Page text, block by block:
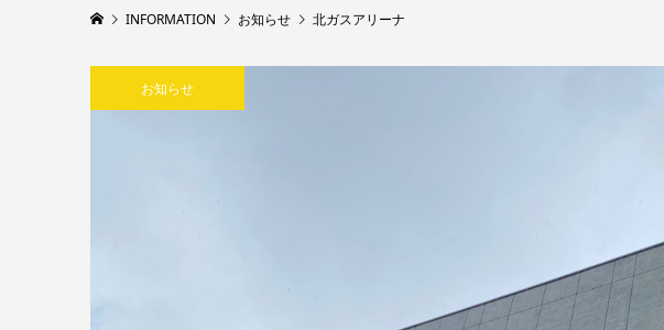
INFORMATION お知らせ 北ガスアリーナ
お知らせ